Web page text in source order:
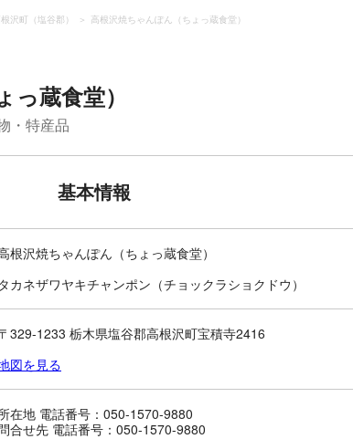
沢町（塩谷郡） 高根沢焼ちゃんぽん（ちょっ蔵食堂）
蔵食堂）
・特産品
基本情報
根沢焼ちゃんぽん（ちょっ蔵食堂）
タカネザワヤキチャンポン（チョックラショクドウ）
329-1233 栃木県塩谷郡高根沢町宝積寺2416
図を見る
在地 電話番号：050-1570-9880
合せ先 電話番号：050-1570-9880